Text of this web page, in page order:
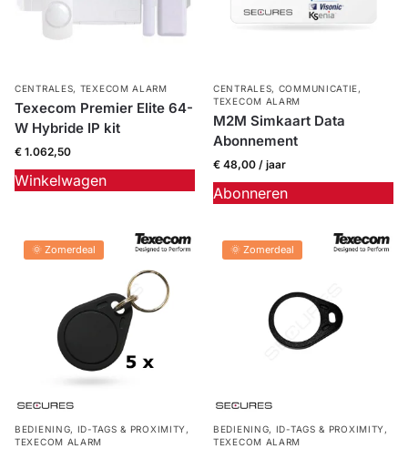
CENTRALES, TEXECOM ALARM
Texecom Premier Elite 64-
W Hybride IP kit
€ 1.062,50
Winkelwagen
CENTRALES, COMMUNICATIE,
TEXECOM ALARM
M2M Simkaart Data
Abonnement
€ 48,00 / jaar
Abonneren
🌞 Zomerdeal
BEDIENING, ID-TAGS & PROXIMITY ,
TEXECOM ALARM
🌞 Zomerdeal
BEDIENING, ID-TAGS & PROXIMITY ,
TEXECOM ALARM